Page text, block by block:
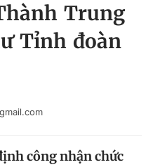
Trung
Tỉnh đoàn
công nhận chức